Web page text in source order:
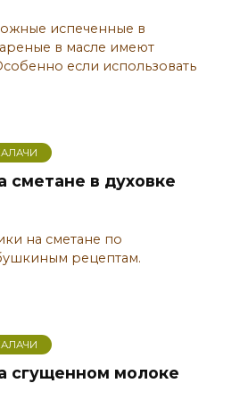
испеченные в
в масле имеют
если использовать
сметане в духовке
на сметане по
рецептам.
сгущенном молоке